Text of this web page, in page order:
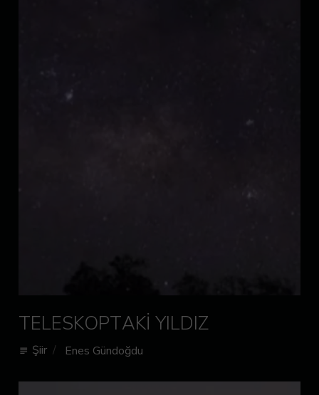
TELESKOPTAKİ YILDIZ
subject Şiir Enes Gündoğdu